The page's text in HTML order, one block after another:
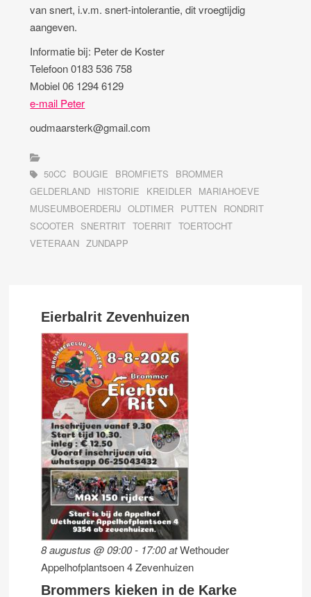
van snert, i.v.m. snert-intolerantie, dit vroegtijdig
aangeven.
Informatie bij: Peter de Koster
Telefoon 0183 536 758
Mobiel 06 1294 6129
e-mail Peter
oudmaarsterk@gmail.com
50CC BOUGIE BROMFIETS
BROMMER
GELDERLAND HISTORIE KREIDLER MARIAHOEVE
MUSEUMBOERDERIJ OLDTIMER PUTTEN RONDRIT
SCOOTER SNERTRIT TOERRIT TOERTOCHT
VETERAAN ZUNDAPP
Eierbalrit Zevenhuizen
8 augustus @ 09:00- 17:00atWethouder
Appelhofplantsoen 4 Zevenhuizen
Brommers kieken in de Karke